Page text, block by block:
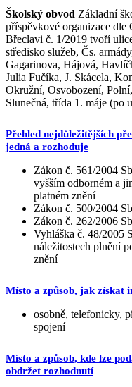
Školský obvod Základní
příspěvkové organizace dle
Břeclavi č. 1/2019 tvoří
středisko služeb, Čs.
Gagarinova, Hájová,
Julia Fučíka, J. Skácela,
Okružní, Osvobození,
Slunečná, třída 1. máje
Přehled nejdůležitějších
jedná a rozhoduje
Zákon č. 561/2004
vyšším odborném a
platném znění
Zákon č. 500/2004
Zákon č. 262/2006
Vyhláška č. 48/2005
náležitostech plnění
znění
Místo a způsob, jak získat
osobně, telefonicky,
spojení
Místo a způsob, kde lze
obdržet rozhodnutí